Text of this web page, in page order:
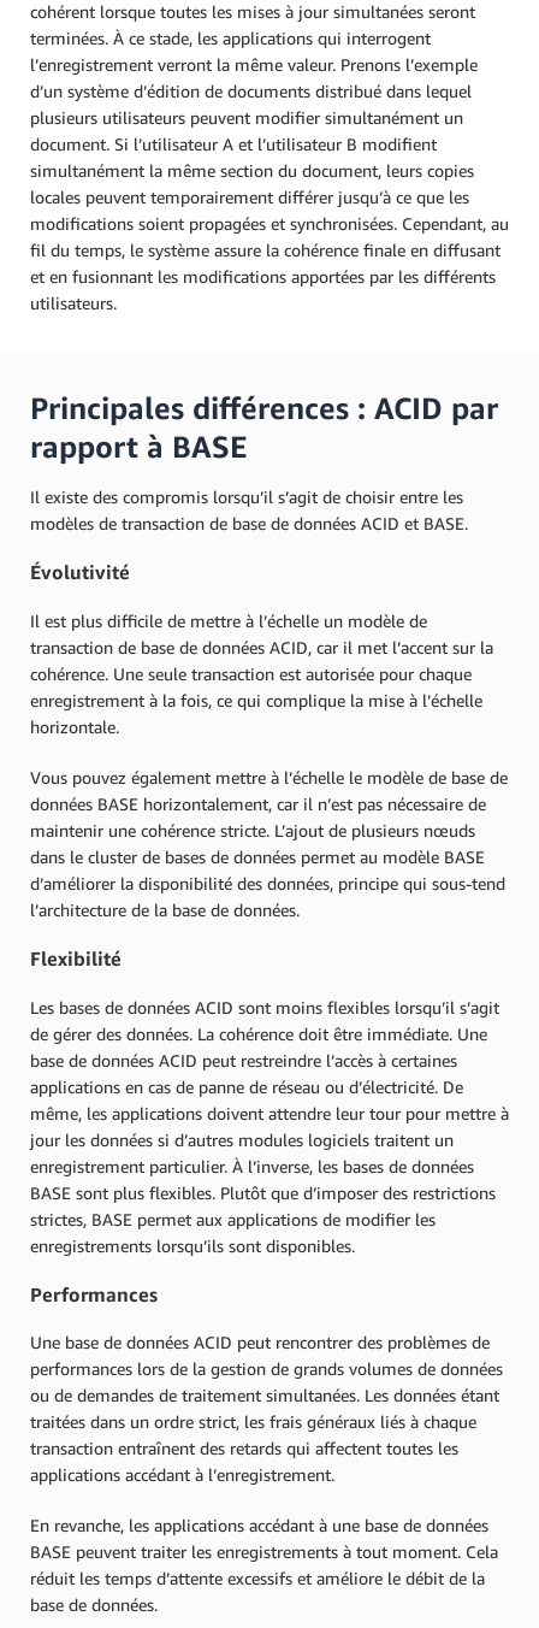
cohérent lorsque toutes les mises à jour simultanées seront
terminées. À ce stade, les applications qui interrogent
l’enregistrement verront la même valeur. Prenons l’exemple
d’un système d’édition de documents distribué dans lequel
plusieurs utilisateurs peuvent modifier simultanément un
document. Si l’utilisateur A et l’utilisateur B modifient
simultanément la même section du document, leurs copies
locales peuvent temporairement différer jusqu’à ce que les
modifications soient propagées et synchronisées. Cependant, au
fil du temps, le système assure la cohérence finale en diffusant
et en fusionnant les modifications apportées par les différents
utilisateurs.
Principales différences : ACID par
rapport à BASE
Il existe des compromis lorsqu’il s’agit de choisir entre les
modèles de transaction de base de données ACID et BASE.
Évolutivité
Il est plus difficile de mettre à l’échelle un modèle de
transaction de base de données ACID, car il met l’accent sur la
cohérence. Une seule transaction est autorisée pour chaque
enregistrement à la fois, ce qui complique la mise à l’échelle
horizontale.
Vous pouvez également mettre à l’échelle le modèle de base de
données BASE horizontalement, car il n’est pas nécessaire de
maintenir une cohérence stricte. L’ajout de plusieurs nœuds
dans le cluster de bases de données permet au modèle BASE
d’améliorer la disponibilité des données, principe qui sous-tend
l’architecture de la base de données.
Flexibilité
Les bases de données ACID sont moins flexibles lorsqu’il s’agit
de gérer des données. La cohérence doit être immédiate. Une
base de données ACID peut restreindre l’accès à certaines
applications en cas de panne de réseau ou d’électricité. De
même, les applications doivent attendre leur tour pour mettre à
jour les données si d’autres modules logiciels traitent un
enregistrement particulier. À l’inverse, les bases de données
BASE sont plus flexibles. Plutôt que d’imposer des restrictions
strictes, BASE permet aux applications de modifier les
enregistrements lorsqu’ils sont disponibles.
Performances
Une base de données ACID peut rencontrer des problèmes de
performances lors de la gestion de grands volumes de données
ou de demandes de traitement simultanées. Les données étant
traitées dans un ordre strict, les frais généraux liés à chaque
transaction entraînent des retards qui affectent toutes les
applications accédant à l’enregistrement.
En revanche, les applications accédant à une base de données
BASE peuvent traiter les enregistrements à tout moment. Cela
réduit les temps d’attente excessifs et améliore le débit de la
base de données.